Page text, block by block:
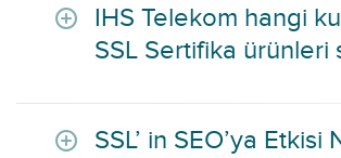
IHS Telekom hangi
SSL Sertifika ürünleri
SSL’ in SEO’ya Etkisi